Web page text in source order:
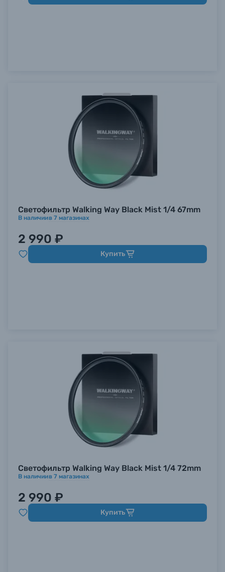
Светофильтр Walking Way Black Mist 1/4 67mm
В наличиив 7 магазинах
2 990 ₽
Купить
Светофильтр Walking Way Black Mist 1/4 72mm
В наличиив 7 магазинах
2 990 ₽
Купить